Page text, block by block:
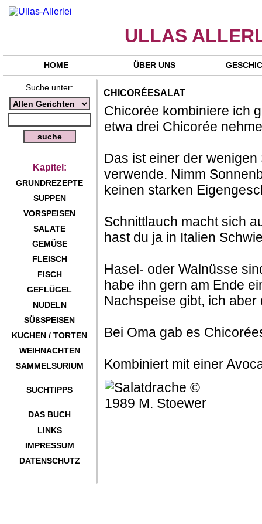
ULLAS
HOME ÜBER UNS
Suche unter:
Kapitel:
GRUNDREZEPTE
SUPPEN
VORSPEISEN
SALATE
GEMÜSE
FLEISCH
FISCH
GEFLÜGEL
NUDELN
SÜßSPEISEN
KUCHEN / TORTEN
WEIHNACHTEN
SAMMELSURIUM
SUCHTIPPS
DAS BUCH
LINKS
IMPRESSUM
DATENSCHUTZ
CHICORÉESALAT
Chicorée kombiniere ich
etwa drei Chicorée
Das ist einer der
verwende. Nimm
keinen starken
Schnittlauch macht sich
hast du ja in Italien
Hasel- oder Walnüsse
habe ihn gern am Ende
Nachspeise gibt, ich
Bei Oma gab es
Kombiniert mit einer